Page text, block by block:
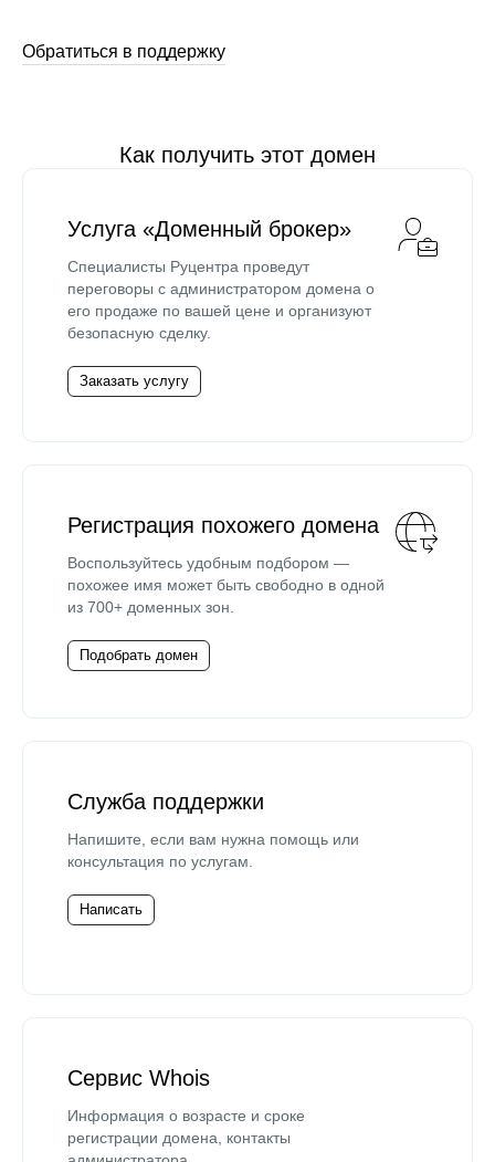
Обратиться в поддержку
Как получить этот домен
Услуга «Доменный брокер»
Специалисты Руцентра проведут
переговоры с администратором домена о
его продаже по вашей цене и организуют
безопасную сделку.
Заказать услугу
Регистрация похожего домена
Воспользуйтесь удобным подбором —
похожее имя может быть свободно в одной
из 700+ доменных зон.
Подобрать домен
Служба поддержки
Напишите, если вам нужна помощь или
консультация по услугам.
Написать
Сервис Whois
Информация о возрасте и сроке
регистрации домена, контакты